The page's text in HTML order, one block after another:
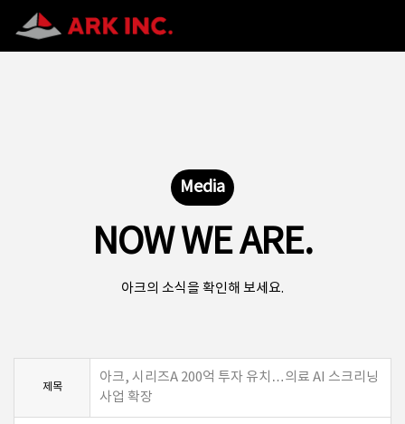
Media
NOW WE ARE.
아크의 소식을 확인해 보세요.
제목
아크, 시리즈A 200억 투자 유치…의료 AI 스크리닝
사업 확장